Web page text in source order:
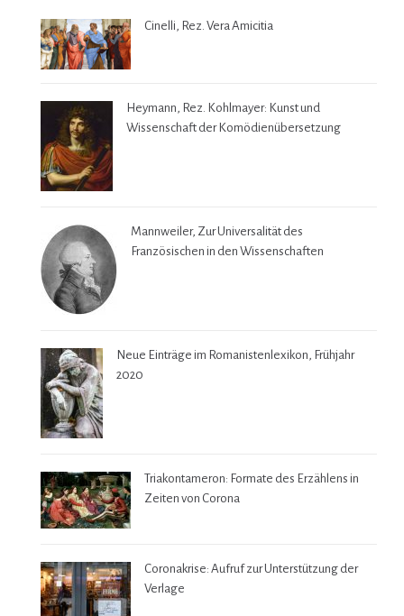
Cinelli, Rez. Vera Amicitia
Heymann, Rez. Kohlmayer: Kunst und
Wissenschaft der Komödienübersetzung
Mannweiler, Zur Universalität des
Französischen in den Wissenschaften
Neue Einträge im Romanistenlexikon, Frühjahr
2020
Triakontameron: Formate des Erzählens in
Zeiten von Corona
Coronakrise: Aufruf zur Unterstützung der
Verlage